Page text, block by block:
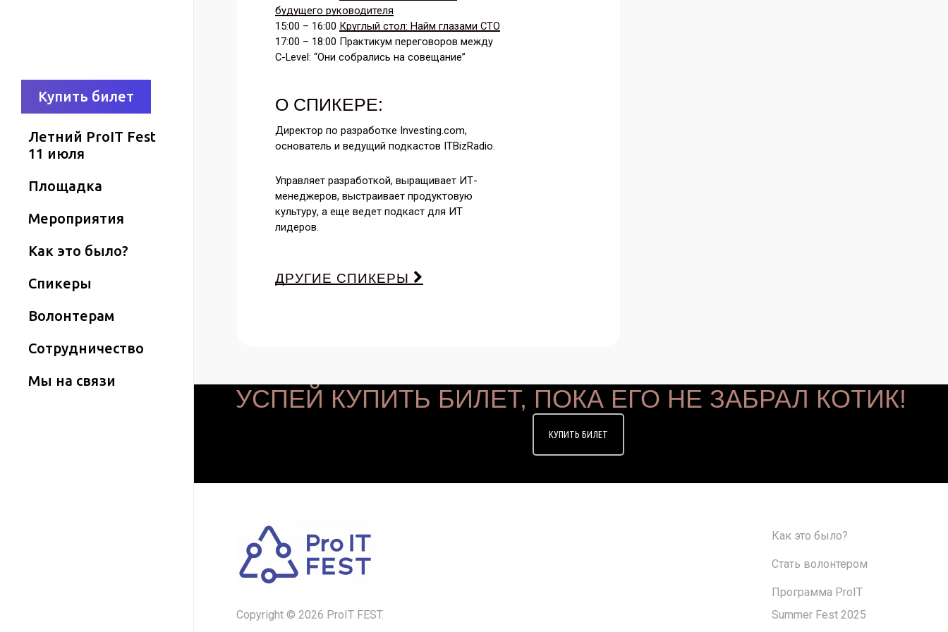
Купить билет
Летний ProIT Fest
11 июля
Площадка
Мероприятия
Как это было?
Спикеры
Волонтерам
Сотрудничество
Мы на связи
будущего руководителя
15:00 – 16:00 Круглый стол: Найм глазами CTO
17:00 – 18:00 Практикум переговоров между
C-Level: “Они собрались на совещание”
О СПИКЕРЕ:
Директор по разработке Investing.com,
основатель и ведущий подкастов ITBizRadio.
Управляет разработкой, выращивает ИТ-
менеджеров, выстраивает продуктовую
культуру, а еще ведет подкаст для ИТ
лидеров.
ДРУГИЕ СПИКЕРЫ
УСПЕЙ КУПИТЬ БИЛЕТ, ПОКА ЕГО НЕ ЗАБРАЛ КОТИК!
КУПИТЬ БИЛЕТ
Copyright © 2026 ProIT FEST.
Как это было?
Стать волонтером
Программа ProIT
Summer Fest 2025